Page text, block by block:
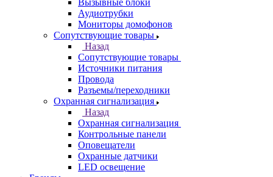
Вызывные блоки
Аудиотрубки
Мониторы домофонов
Сопутствующие товары
Назад
Сопутствующие товары
Источники питания
Провода
Разъемы/переходники
Охранная сигнализация
Назад
Охранная сигнализация
Контрольные панели
Оповещатели
Охранные датчики
LED освещение